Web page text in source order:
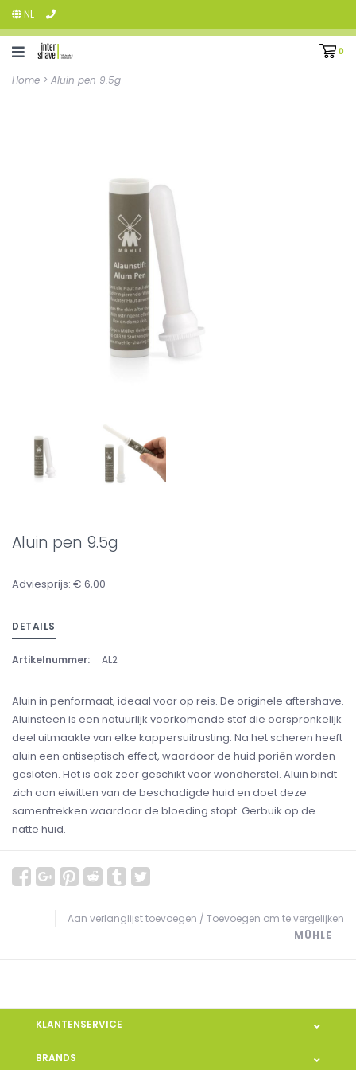
NL
0
Home > Aluin pen 9.5g
Aluin pen 9.5g
Adviesprijs: € 6,00
DETAILS
Artikelnummer: AL2
Aluin in penformaat, ideaal voor op reis. De originele aftershave.
Aluinsteen is een natuurlijk voorkomende stof die oorspronkelijk
deel uitmaakte van elke kappersuitrusting. Na het scheren heeft
aluin een antiseptisch effect, waardoor de huid poriën worden
gesloten. Het is ook zeer geschikt voor wondherstel. Aluin bindt
zich aan eiwitten van de beschadigde huid en doet deze
samentrekken waardoor de bloeding stopt. Gerbuik op de
natte huid.
Aan verlanglijst toevoegen / Toevoegen om te vergelijken
MÜHLE
KLANTENSERVICE
BRANDS